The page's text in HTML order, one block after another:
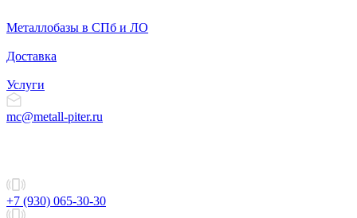
Металлобазы в СПб и ЛО
Доставка
Услуги
mc@metall-piter.ru
+7 (930) 065-30-30